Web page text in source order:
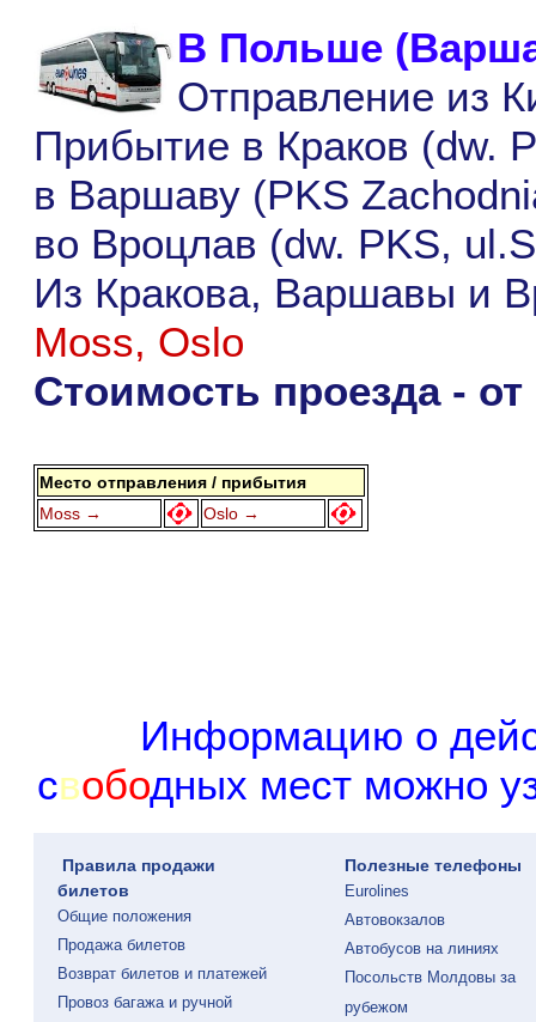
В Польше
Отправление из
Прибытие в Краков (dw.
в Варшаву (PKS
во Вроцлав (dw. PKS,
Из Кракова, Варшавы и
Moss, Oslo
Стоимость проезда - от
Место отправления / прибытия
Moss →
Oslo →
Информацию о дей
свободных мест можно у
Правила продажи
билетов
Общие положения
Продажа билетов
Возврат билетов и платежей
Провоз багажа и ручной
Полезные телефоны
Eurolines
Автовокзалов
Автобусов на линиях
Посольств Молдовы за
рубежом